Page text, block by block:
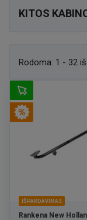
KITOS
Rodoma: 1 - 32
IŠPARDAVIMAS
Rankena New